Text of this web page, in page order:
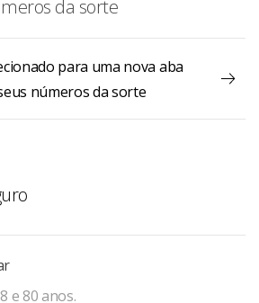
da sorte
para uma nova aba
números da sorte
e 80 anos.